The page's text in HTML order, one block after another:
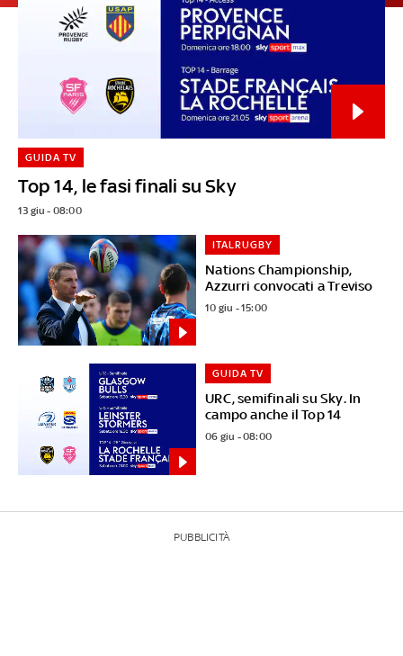
Top 14, le fasi finali su Sky
GUIDA TV
13 giu - 08:00
Nations Championship,
Azzurri convocati a Treviso
ITALRUGBY
10 giu - 15:00
URC, semifinali su Sky. In
campo anche il Top 14
GUIDA TV
06 giu - 08:00
PUBBLICITÀ